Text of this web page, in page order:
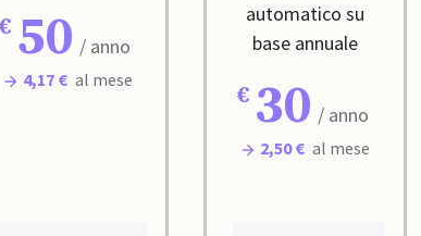
50 / anno
4,17 € al mese
automatico su
base annuale
30 / anno
2,50 € al mese